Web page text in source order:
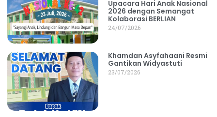
Upacara Hari Anak Nasional
2026 dengan Semangat
Kolaborasi BERLIAN
24/07/2026
Khamdan Asyfahaani Resmi
Gantikan Widyastuti
23/07/2026